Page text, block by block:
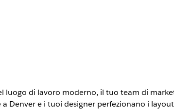
luogo di lavoro moderno, il tuo team di
e i tuoi designer perfezionano i